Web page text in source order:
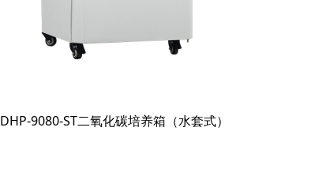
DHP-9080-ST二氧化碳培养箱（水套式）